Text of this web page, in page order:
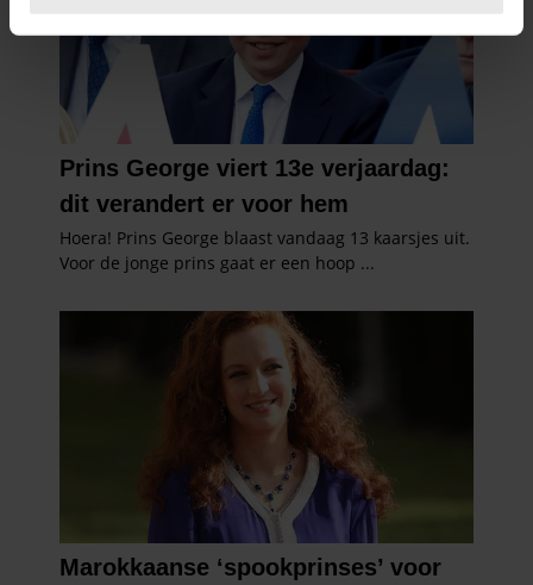
intrekken in de Cookieverklaring.
We gebruiken cookies om content en advertenties te
personaliseren, om functies voor social media te bieden
en om ons websiteverkeer te analyseren. Ook delen we
informatie over uw gebruik van onze site met onze
partners voor social media, adverteren en analyse. Deze
partners kunnen deze gegevens combineren met andere
informatie die u aan ze heeft verstrekt of die ze hebben
gaat akkoord met onze cookies als u onze website blijft